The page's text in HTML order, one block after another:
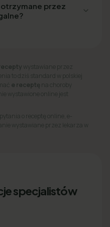
przez
wystawiane przez
to dziś standard w polskiej
e receptę na choroby
wystawione online jest
o receptę online, e-
wystawiane przez lekarza w
specjalistów